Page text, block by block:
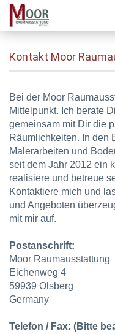
Kontakt Moor
Bei der Moor
Mittelpunkt. Ich berate
gemeinsam mit Dir die
Räumlichkeiten. In den
Malerarbeiten und
seit dem Jahr 2012 ein
realisiere und betreue
Kontaktiere mich und
und Angeboten
mit mir auf.
Postanschrift:
Moor Raumausstattung
Eichenweg 4
59939 Olsberg
Germany
Telefon / Fax: (Bitte